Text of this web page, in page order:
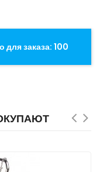
заказа: 100